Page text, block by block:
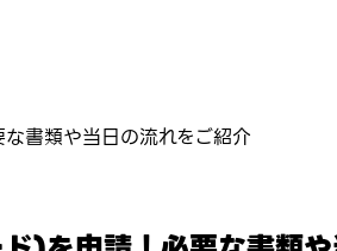
書類や当日の流れをご紹介